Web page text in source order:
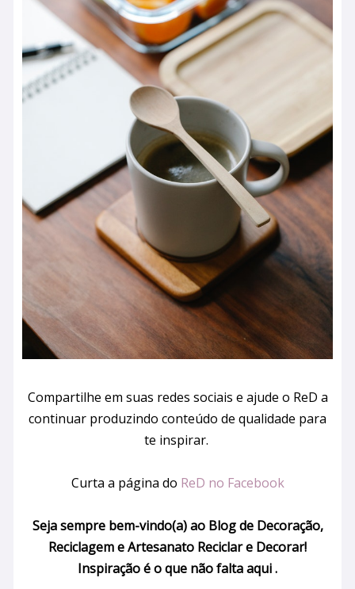
Compartilhe em suas redes sociais e ajude o ReD a
continuar produzindo conteúdo de qualidade para
te inspirar.
Curta a página do ReD no Facebook
Seja sempre bem-vindo(a) ao Blog de Decoração,
Reciclagem e Artesanato Reciclar e Decorar!
Inspiração é o que não falta aqui .